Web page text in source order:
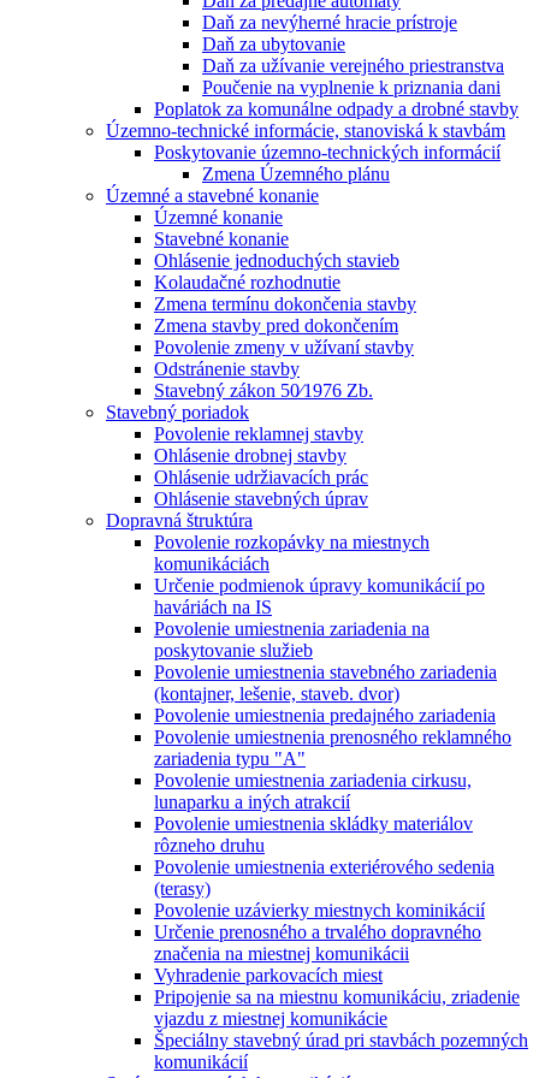
Daň za nevýherné hracie prístroje
Daň za ubytovanie
Daň za užívanie verejného priestranstva
Poučenie na vyplnenie k priznania dani
Poplatok za komunálne odpady a drobné stavby
Územno-technické informácie, stanoviská k stavbám
Poskytovanie územno-technických informácií
Zmena Územného plánu
Územné a stavebné konanie
Územné konanie
Stavebné konanie
Ohlásenie jednoduchých stavieb
Kolaudačné rozhodnutie
Zmena termínu dokončenia stavby
Zmena stavby pred dokončením
Povolenie zmeny v užívaní stavby
Odstránenie stavby
Stavebný zákon 50⁄1976 Zb.
Stavebný poriadok
Povolenie reklamnej stavby
Ohlásenie drobnej stavby
Ohlásenie udržiavacích prác
Ohlásenie stavebných úprav
Dopravná štruktúra
Povolenie rozkopávky na miestnych
komunikáciách
Určenie podmienok úpravy komunikácií po
haváriách na IS
Povolenie umiestnenia zariadenia na
poskytovanie služieb
Povolenie umiestnenia stavebného zariadenia
(kontajner, lešenie, staveb. dvor)
Povolenie umiestnenia predajného zariadenia
Povolenie umiestnenia prenosného reklamného
zariadenia typu "A"
Povolenie umiestnenia zariadenia cirkusu,
lunaparku a iných atrakcií
Povolenie umiestnenia skládky materiálov
rôzneho druhu
Povolenie umiestnenia exteriérového sedenia
(terasy)
Povolenie uzávierky miestnych kominikácií
Určenie prenosného a trvalého dopravného
značenia na miestnej komunikácii
Vyhradenie parkovacích miest
Pripojenie sa na miestnu komunikáciu, zriadenie
vjazdu z miestnej komunikácie
Špeciálny stavebný úrad pri stavbách pozemných
komunikácií